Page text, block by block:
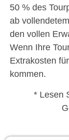
50 % des
ab
den vollen
Wenn Ihre
Extrakosten
kommen.
* Lesen